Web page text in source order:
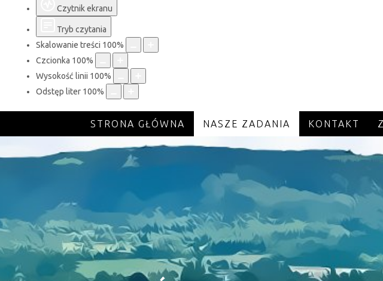
Czytnik ekranu
Tryb czytania
Skalowanie treści 100%
Czcionka 100%
Wysokość linii 100%
Odstęp liter 100%
STRONA GŁÓWNA NASZE ZADANIA KONTAKT